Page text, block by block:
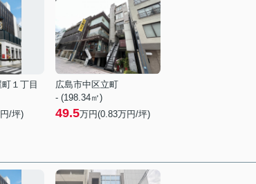
１丁目
/坪)
広島市中区立町
- (198.34㎡)
49.5万円(0.83万円/坪)